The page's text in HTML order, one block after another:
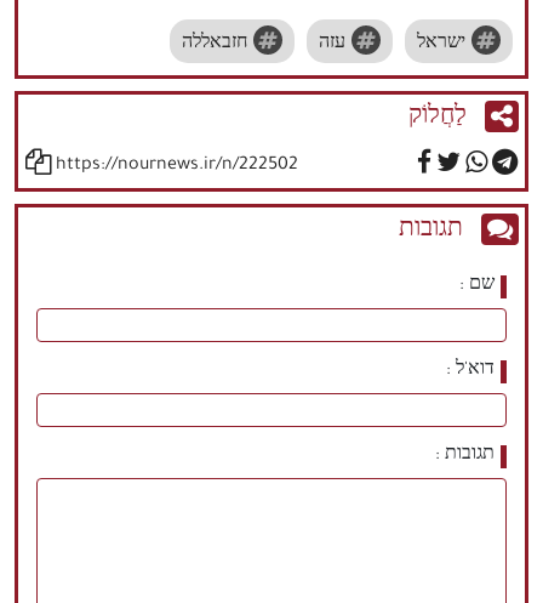
ישראל עזה חזבאללה
לַחֲלוֹק
https://nournews.ir/n/222502
תגובות
שם
דוא'ל
תגובות